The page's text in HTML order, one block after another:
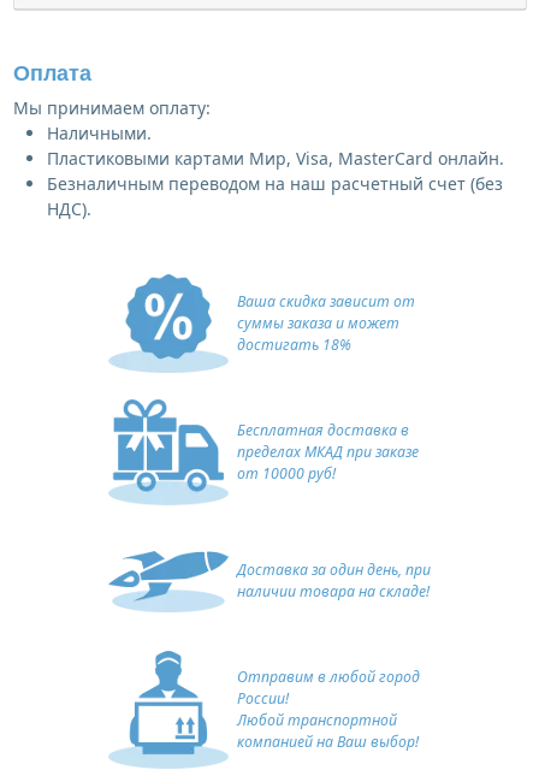
Оплата
Мы принимаем оплату:
Наличными.
Пластиковыми картами Мир, Visa, MasterCard онлайн.
Безналичным переводом на наш расчетный счет (без
НДС).
Ваша скидка зависит от
суммы заказа и может
достигать 18%
Бесплатная доставка в
пределах МКАД при заказе
от 10000 руб!
Доставка за один день, при
наличии товара на складе!
Отправим в любой город
России!
Любой транспортной
компанией на Ваш выбор!